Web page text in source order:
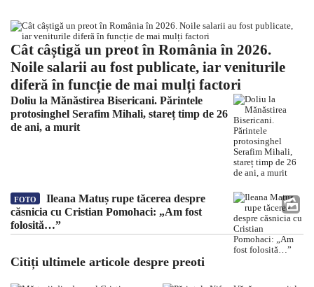
Cât câștigă un preot în România în 2026.
Noile salarii au fost publicate, iar veniturile
diferă în funcție de mai mulți factori
Doliu la Mănăstirea Bisericani. Părintele
protosinghel Serafim Mihali, stareț timp de 26
de ani, a murit
FOTO
Ileana Matuș rupe tăcerea despre
căsnicia cu Cristian Pomohaci: „Am fost
folosită…”
Citiți ultimele articole despre preoti